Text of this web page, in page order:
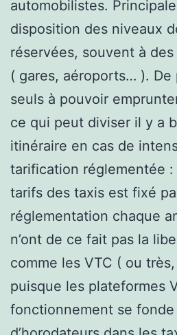
automobilistes.
disposition des niveaux
réservées, souvent à
( gares, aéroports… ). De
seuls à pouvoir
ce qui peut diviser il y a
itinéraire en cas de
tarification réglementée
tarifs des taxis est fixé
réglementation chaque
n’ont de ce fait pas la
comme les VTC ( ou
puisque les plateformes
fonctionnement se fonde